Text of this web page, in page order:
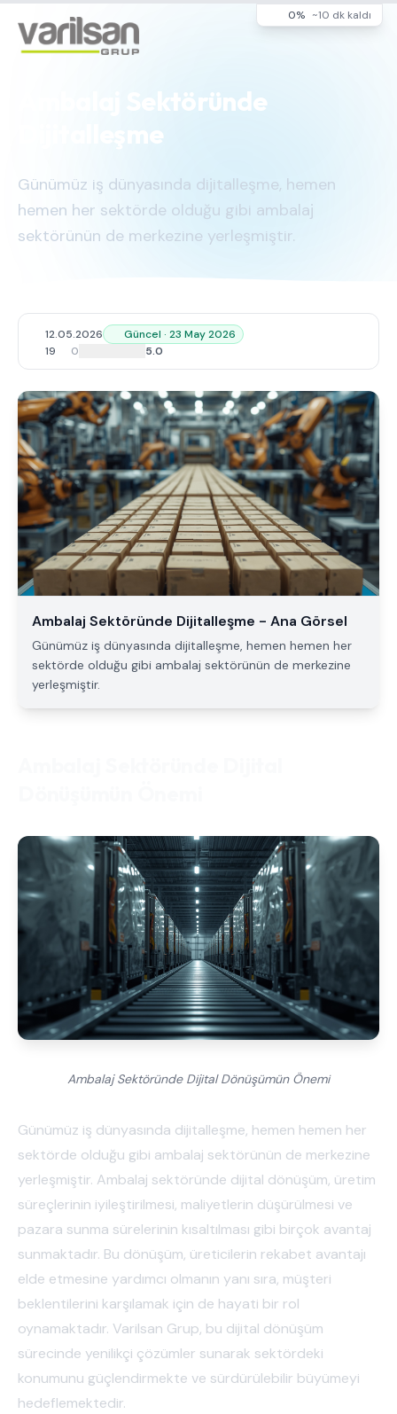
0% ~10 dk kaldı
Ambalaj Sektöründe
Dijitalleşme
Günümüz iş dünyasında dijitalleşme, hemen
hemen her sektörde olduğu gibi ambalaj
sektörünün de merkezine yerleşmiştir.
12.05.2026
Güncel · 23 May 2026
19
0 5.0
Ambalaj Sektöründe Dijitalleşme - Ana Görsel
Günümüz iş dünyasında dijitalleşme, hemen hemen her
sektörde olduğu gibi ambalaj sektörünün de merkezine
yerleşmiştir.
Ambalaj Sektöründe Dijital Dönüşümün Önemi
Günümüz iş dünyasında dijitalleşme, hemen hemen her
sektörde olduğu gibi ambalaj sektörünün de merkezine
yerleşmiştir. Ambalaj sektöründe dijital dönüşüm, üretim
süreçlerinin iyileştirilmesi, maliyetlerin düşürülmesi ve
pazara sunma sürelerinin kısaltılması gibi birçok avantaj
sunmaktadır. Bu dönüşüm, üreticilerin rekabet avantajı
elde etmesine yardımcı olmanın yanı sıra, müşteri
beklentilerini karşılamak için de hayati bir rol
oynamaktadır. Varilsan Grup, bu dijital dönüşüm
sürecinde yenilikçi çözümler sunarak sektördeki
konumunu güçlendirmekte ve sürdürülebilir büyümeyi
hedeflemektedir.